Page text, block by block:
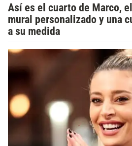
Así es el cuarto de Marco,
mural personalizado y una
a su medida